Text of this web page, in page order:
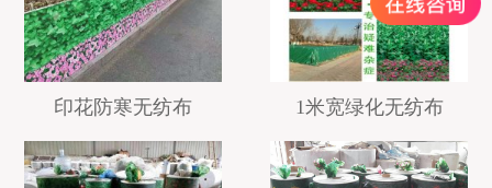
印花防寒无纺布 1米宽绿化无纺布